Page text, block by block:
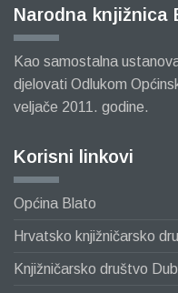
Narodna knjižnica
Kao samostalna
djelovati Odlukom
veljače 2011. godine.
Korisni linkovi
Općina Blato
Hrvatsko knjižničarsko
Knjižničarsko društvo